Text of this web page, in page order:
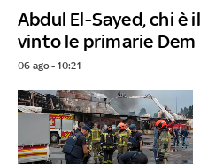
Abdul El-Sayed, chi è
vinto le primarie Dem
06 ago - 10:21